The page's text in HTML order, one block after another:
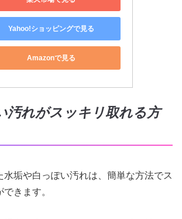
Yahoo!ショッピングで見る
Amazonで見る
汚れがスッキリ取れる方
垢や白っぽい汚れは、簡単な方法でス
きます。